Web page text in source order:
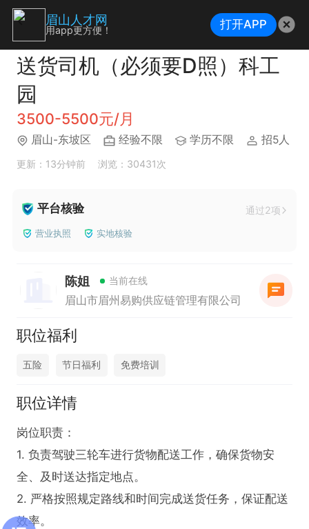
送货司机（必须要D照）科工
园
3500-5500元/月
眉山-东坡区 经验不限 学历不限 招5人
更新：13分钟前 浏览：30431次
平台核验 通过2项
营业执照 实地核验
陈姐 当前在线
眉山市眉州易购供应链管理有限公司
职位福利
五险 节日福利 免费培训
职位详情
岗位职责：
1. 负责驾驶三轮车进行货物配送工作，确保货物安
全、及时送达指定地点。
2. 严格按照规定路线和时间完成送货任务，保证配送
效率。
眉山人才网
用app更方便！ 打开APP